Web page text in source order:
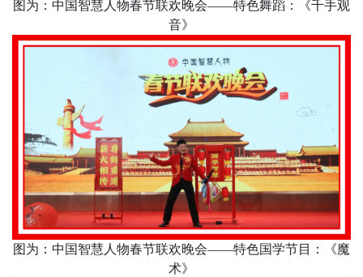
图为：中国智慧人物春节联欢晚会——特色舞蹈：《千手观
音》
图为：中国智慧人物春节联欢晚会——特色国学节目：《魔
术》